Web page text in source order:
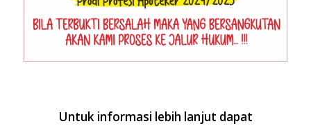
Untuk informasi lebih lanjut dapat